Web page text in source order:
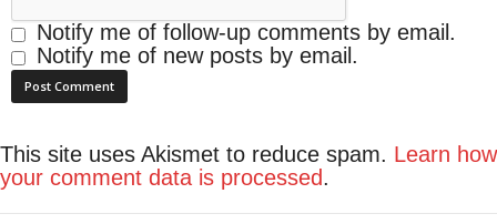
Notify me of follow-up comments by email.
Notify me of new posts by email.
This site uses Akismet to reduce spam. Learn how
your comment data is processed.